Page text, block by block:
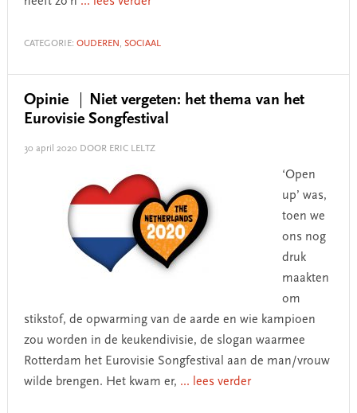
CATEGORIE: OUDEREN , SOCIAAL
Opinie
Niet vergeten: het thema van het
Eurovisie Songfestival
30 april 2020 DOOR ERIC LELTZ
‘Open
up’ was,
toen we
ons nog
druk
maakten
om
stikstof, de opwarming van de aarde en wie kampioen
zou worden in de keukendivisie, de slogan waarmee
Rotterdam het Eurovisie Songfestival aan de man/vrouw
wilde brengen. Het kwam er, ... lees verder